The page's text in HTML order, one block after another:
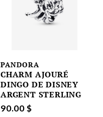
PANDORA
CHARM AJOURÉ
DINGO DE DISNEY
ARGENT STERLING
90.00 $